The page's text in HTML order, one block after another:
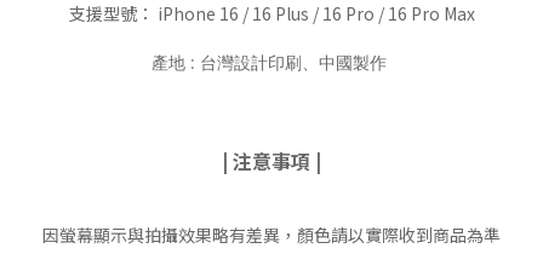
支援型號： iPhone 16 / 16 Plus / 16 Pro / 16 Pro Max
產地 : 台灣設計印刷、中國製作
| 注意事項 |
因螢幕顯示與拍攝效果略有差異，顏色請以實際收到商品為準